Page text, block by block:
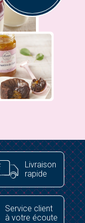
Livraison
rapide
Service client
à votre écoute